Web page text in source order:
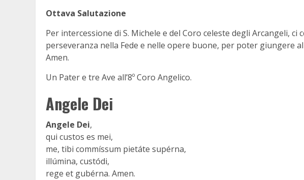
Ottava Salutazione
Per intercessione di S. Michele e del Coro celeste degli Arcangeli, ci
perseveranza nella Fede e nelle opere buone, per poter giungere
Amen.
Un Pater e tre Ave all’8º Coro Angelico.
Angele Dei
Angele Dei,
qui custos es mei,
me, tibi commíssum pietáte supérna,
illúmina, custódi,
rege et gubérna. Amen.